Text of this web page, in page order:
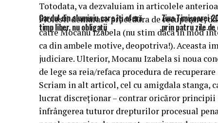
Totodata, va dezvaluiam in articolele
Ploiesti demarase procedura de recuperare,
catre Mocanu Izabela (nu stim daca in mod
ca din ambele motive, deopotriva!). Aceasta
judiciare. Ulterior, Mocanu Izabela si noua
de lege sa reia/refaca procedura de
Scriam in alt articol, cel cu amigdala stanga,
lucrat discreţionar – contrar oricăror principii
înfrângerea tuturor drepturilor procesual
Gardul din aluminiu care îți oferă
timp liber, nu obligații
Ziua Timișoarei
prin patru zile de